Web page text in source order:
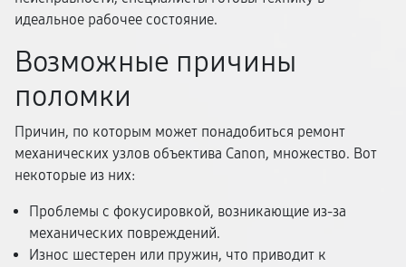
идеальное рабочее состояние.
Возможные причины
поломки
Причин, по которым может понадобиться ремонт
механических узлов объектива Canon, множество. Вот
некоторые из них:
Проблемы с фокусировкой, возникающие из-за
механических повреждений.
Износ шестерен или пружин, что приводит к